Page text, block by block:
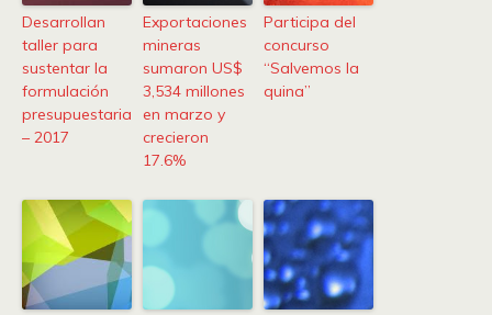
Desarrollan
taller para
sustentar la
formulación
presupuestaria
– 2017
Exportaciones
mineras
sumaron US$
3,534 millones
en marzo y
crecieron
17.6%
Participa del
concurso
“Salvemos la
quina”